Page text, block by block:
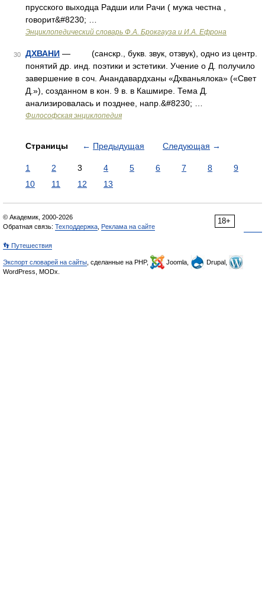
прусского выходца Радши или Рачи ( мужа честна ,
говорит&#8230; …
Энциклопедический словарь Ф.А. Брокгауза и И.А. Ефрона
30 ДХВАНИ — (санскр., букв. звук, отзвук), одно из центр.
понятий др. инд. поэтики и эстетики. Учение о Д. получило
завершение в соч. Анандавардханы «Дхваньялока» («Свет
Д.»), созданном в кон. 9 в. в Кашмире. Тема Д.
анализировалась и позднее, напр.&#8230; …
Философская энциклопедия
Страницы ← Предыдущая Следующая →
1 2 3 4 5 6 7 8
9
10
11 12 13
18+
© Академик, 2000-2026
Обратная связь: Техподдержка Реклама на сайте
👣 Путешествия
Экспорт словарей на сайты , сделанные на PHP, Joomla,
Drupal,
WordPress, MODx.